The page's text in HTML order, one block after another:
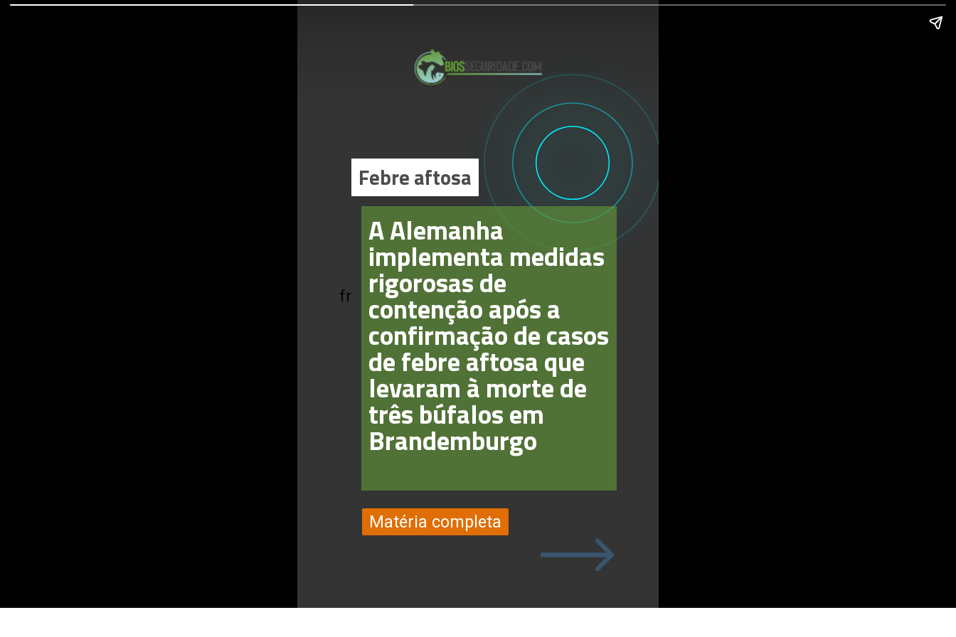
Febre aftosa
Febre aftosa
A Alemanha
implementa medidas
rigorosas de
contenção após a
confirmação de casos
de febre aftosa que
levaram à morte de
três búfalos em
Brandemburgo
Matéria completa
Matéria completa
fr